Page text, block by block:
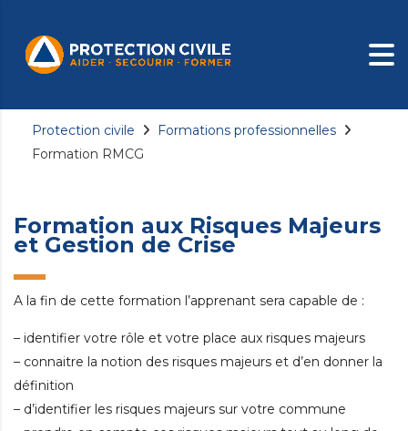
Protection civile
Formations professionnelles
Formation RMCG
Formation aux Risques Majeurs
et Gestion de Crise
A la fin de cette formation l’apprenant sera capable de :
– identifier votre rôle et votre place aux risques majeurs
– connaitre la notion des risques majeurs et d’en donner la
définition
– d’identifier les risques majeurs sur votre commune